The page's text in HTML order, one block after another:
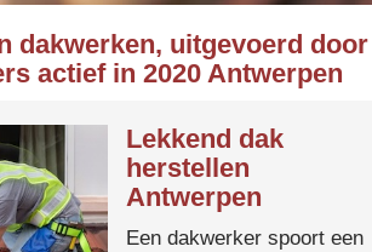
dakwerken, uitgevoerd door
actief in 2020 Antwerpen
Lekkend dak
herstellen
Antwerpen
Een dakwerker spoort een